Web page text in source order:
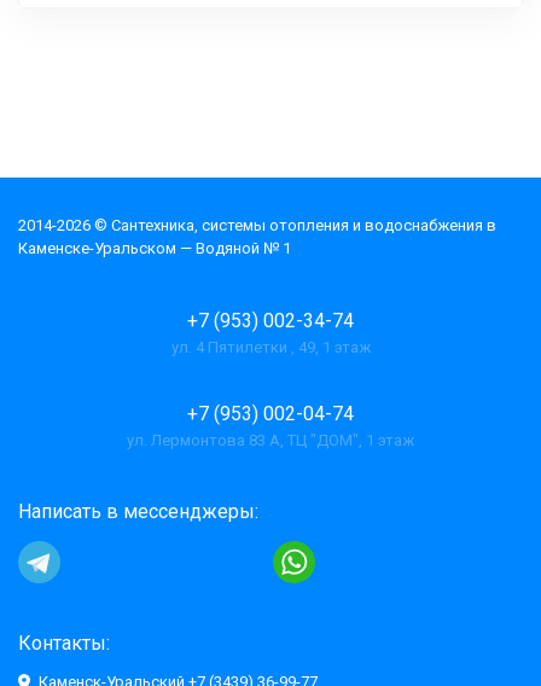
2014-2026 © Cантехника, системы отопления и водоснабжения в
Каменске-Уральском — Водяной № 1
+7 (953) 002-34-74
ул. 4 Пятилетки , 49, 1 этаж
+7 (953) 002-04-74
ул. Лермонтова 83 А, ТЦ "ДОМ", 1 этаж
Написать в мессенджеры:
Контакты:
Каменск-Уральский +7 (3439) 36-99-77